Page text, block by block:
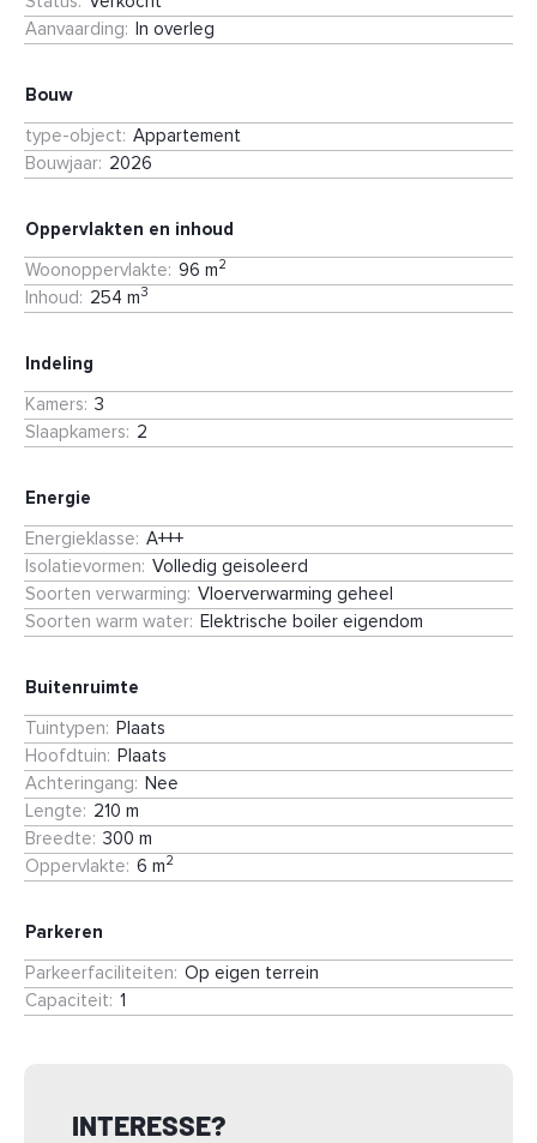
Aanvaarding: In overleg
Bouw
type-object: Appartement
Bouwjaar: 2026
Oppervlakten en inhoud
Woonoppervlakte: 96 m2
Inhoud : 254 m3
Indeling
Kamers: 3
Slaapkamers: 2
Energie
Energieklasse: A+++
Isolatievormen: Volledig geisoleerd
Soorten verwarming: Vloerverwarming geheel
Soorten warm water: Elektrische boiler eigendom
Buitenruimte
Tuintypen: Plaats
Hoofdtuin: Plaats
Achteringang: Nee
Lengte: 210 m
Breedte: 300 m
Oppervlakte: 6 m2
Parkeren
Parkeerfaciliteiten: Op eigen terrein
Capaciteit: 1
INTERESSE?